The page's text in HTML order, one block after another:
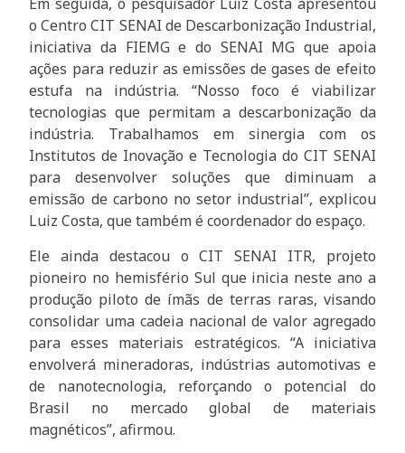
o Centro CIT SENAI de Descarbonização Industrial,
iniciativa da FIEMG e do SENAI MG que apoia
ações para reduzir as emissões de gases de efeito
estufa na indústria. “Nosso foco é viabilizar
tecnologias que permitam a descarbonização da
indústria. Trabalhamos em sinergia com os
Institutos de Inovação e Tecnologia do CIT SENAI
para desenvolver soluções que diminuam a
emissão de carbono no setor industrial”, explicou
Luiz Costa, que também é coordenador do espaço.
Ele ainda destacou o CIT SENAI ITR, projeto
pioneiro no hemisfério Sul que inicia neste ano a
produção piloto de ímãs de terras raras, visando
consolidar uma cadeia nacional de valor agregado
para esses materiais estratégicos. “A iniciativa
envolverá mineradoras, indústrias automotivas e
de nanotecnologia, reforçando o potencial do
Brasil no mercado global de materiais
magnéticos”, afirmou.